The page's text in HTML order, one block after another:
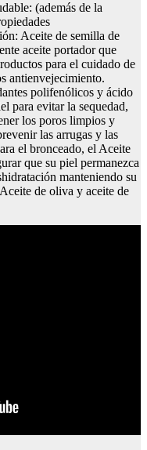
(además de la
Aceite de semilla de
aceite portador que
para el cuidado de
antienvejecimiento.
polifenólicos y ácido
para evitar la sequedad,
los poros limpios y
las arrugas y las
el bronceado, el Aceite
que su piel permanezca
manteniendo su
de oliva y aceite de